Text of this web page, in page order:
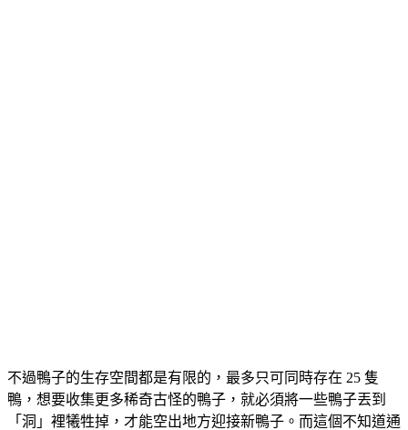
不過鴨子的生存空間都是有限的，最多只可同時存在 25 隻
鴨，想要收集更多稀奇古怪的鴨子，就必須將一些鴨子丟到
「洞」裡犧牲掉，才能空出地方迎接新鴨子。而這個不知道通